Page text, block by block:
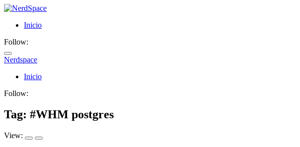
Inicio
Follow:
Nerdspace
NerdSpace
Inicio
Follow:
Tag: #WHM postgres
View: